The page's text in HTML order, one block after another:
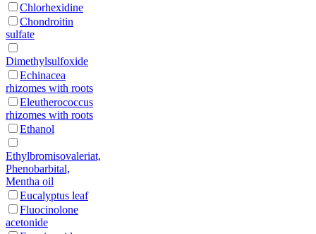
Chlorhexidine
Chondroitin
sulfate
Dimethylsulfoxide
Echinacea
rhizomes with roots
Eleutherococcus
rhizomes with roots
Ethanol
Ethylbromisovaleriat,
Phenobarbital,
Mentha oil
Eucalyptus leaf
Fluocinolone
acetonide